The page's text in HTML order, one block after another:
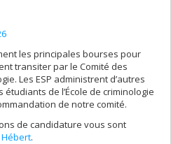
les principales bourses pour
transiter par le Comité des
Les ESP administrent d’autres
de l’École de criminologie
de notre comité.
de candidature vous sont
.